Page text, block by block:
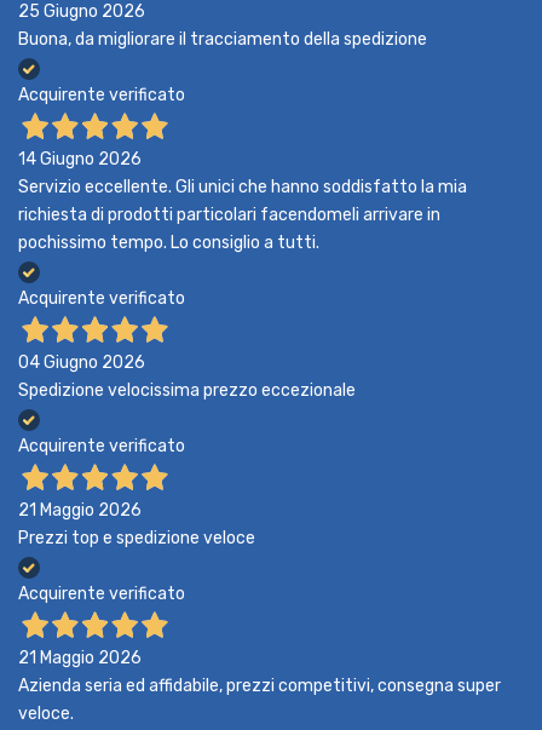
25 Giugno 2026
Buona, da migliorare il tracciamento della spedizione
Acquirente verificato
14 Giugno 2026
Servizio eccellente. Gli unici che hanno soddisfatto la mia
richiesta di prodotti particolari facendomeli arrivare in
pochissimo tempo. Lo consiglio a tutti.
Acquirente verificato
04 Giugno 2026
Spedizione velocissima prezzo eccezionale
Acquirente verificato
21 Maggio 2026
Prezzi top e spedizione veloce
Acquirente verificato
21 Maggio 2026
Azienda seria ed affidabile, prezzi competitivi, consegna super
veloce.